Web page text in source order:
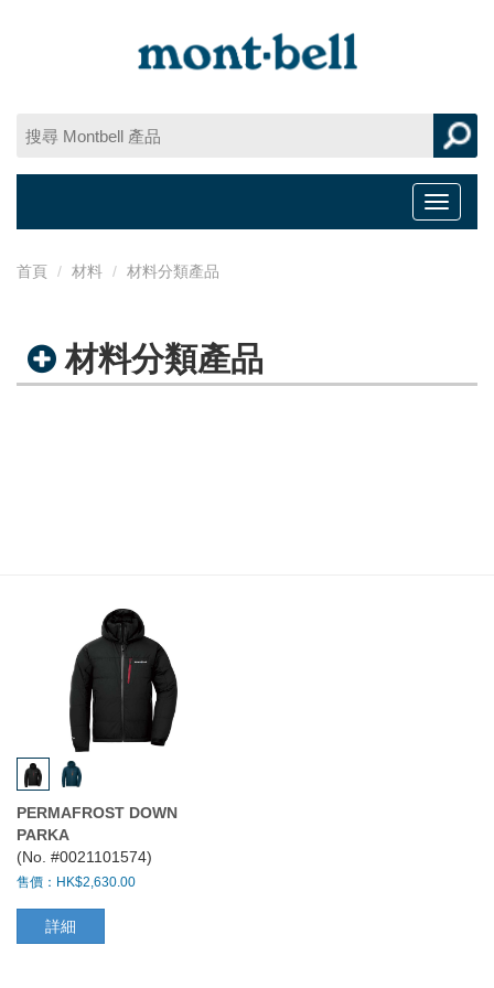
Toggle
首頁 材料 材料分類產品
材料分類產品
PERMAFROST DOWN
PARKA
(No. #0021101574)
售價：HK$2,630.00
詳細